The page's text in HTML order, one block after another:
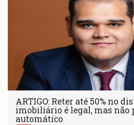
ARTIGO: Reter até 50% no
imobiliário é legal, mas não
automático